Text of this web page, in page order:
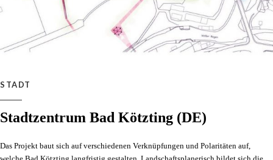
STADT
Stadtzentrum Bad Kötzting (DE)
Das Projekt baut sich auf verschiedenen Verknüpfungen und Polaritäten auf,